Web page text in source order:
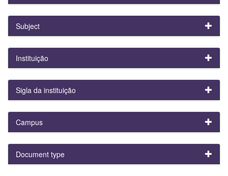
Subject
Instituição
Sigla da instituição
Campus
Document type